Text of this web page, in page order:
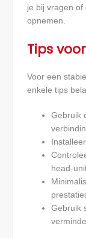
je bij vragen
opnemen.
Tips
Voor een
enkele tips
Gebruik
head-
Gebruik